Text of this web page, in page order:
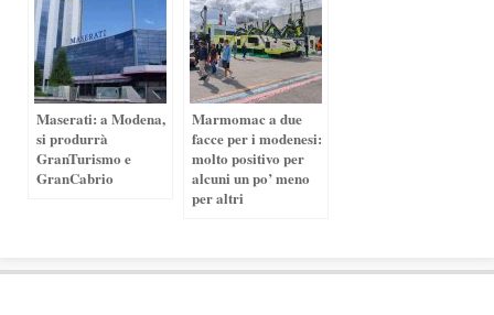
Maserati: a Modena,
si produrrà
GranTurismo e
GranCabrio
Marmomac a due
facce per i modenesi:
molto positivo per
alcuni un po’ meno
per altri